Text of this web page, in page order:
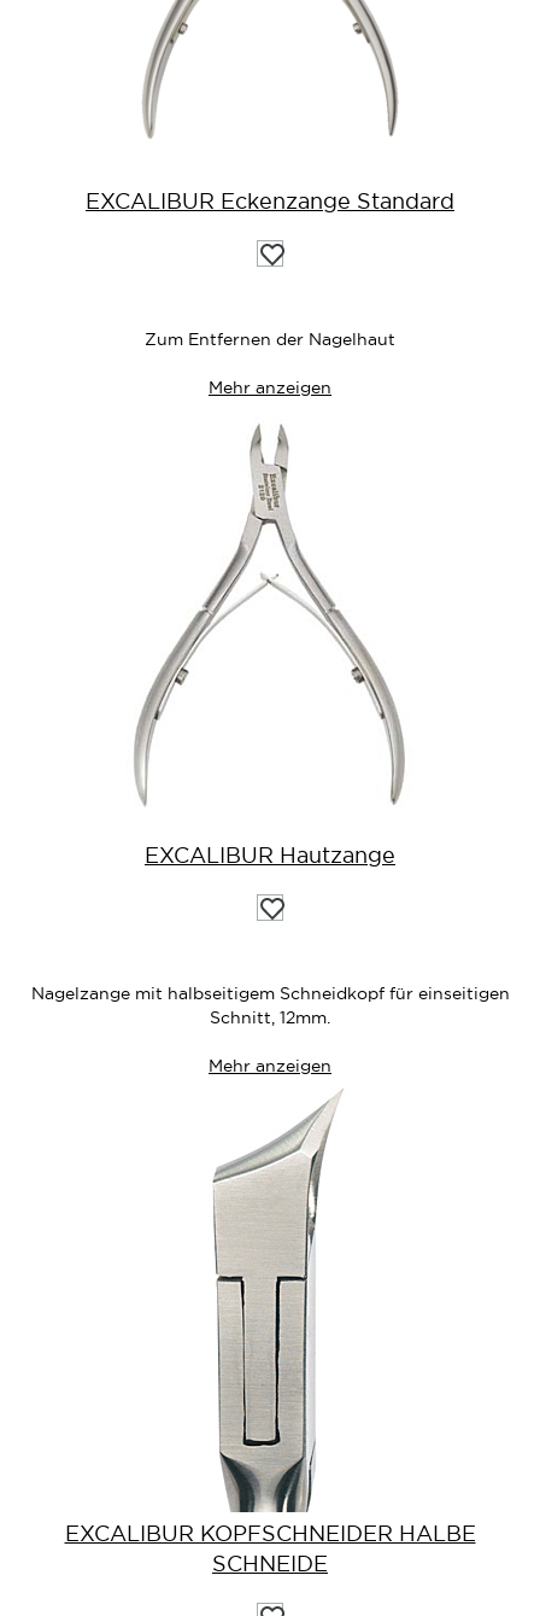
EXCALIBUR Eckenzange Standard
Auf
die
Zum Entfernen der Nagelhaut
Mehr anzeigen
EXCALIBUR Hautzange
Auf
die
Nagelzange mit halbseitigem Schneidkopf für einseitigen
Schnitt, 12mm.
Mehr anzeigen
EXCALIBUR KOPFSCHNEIDER HALBE
SCHNEIDE